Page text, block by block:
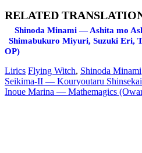
RELATED
Shinoda Minami — Ashita mo
Shimabukuro Miyuri, Suzuki Eri,
OP)
Lirics Flying Witch, Shinoda Minami
Запись
навигация
Seikima-II — Kouryoutaru
Inoue Marina — Mathemagics